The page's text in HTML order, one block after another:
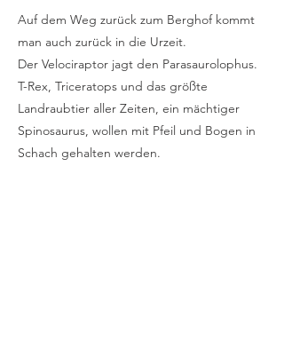
Auf dem Weg zurück zum Berghof kommt
man auch zurück in die Urzeit.
Der Velociraptor jagt den Parasaurolophus.
T-Rex, Triceratops und das größte
Landraubtier aller Zeiten, ein mächtiger
Spinosaurus, wollen mit Pfeil und Bogen in
Schach gehalten werden.